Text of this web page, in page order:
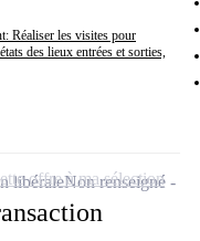
Réaliser les visites pour
des lieux entrées et sorties,
libéraleNon renseigné
offre à ma sélection